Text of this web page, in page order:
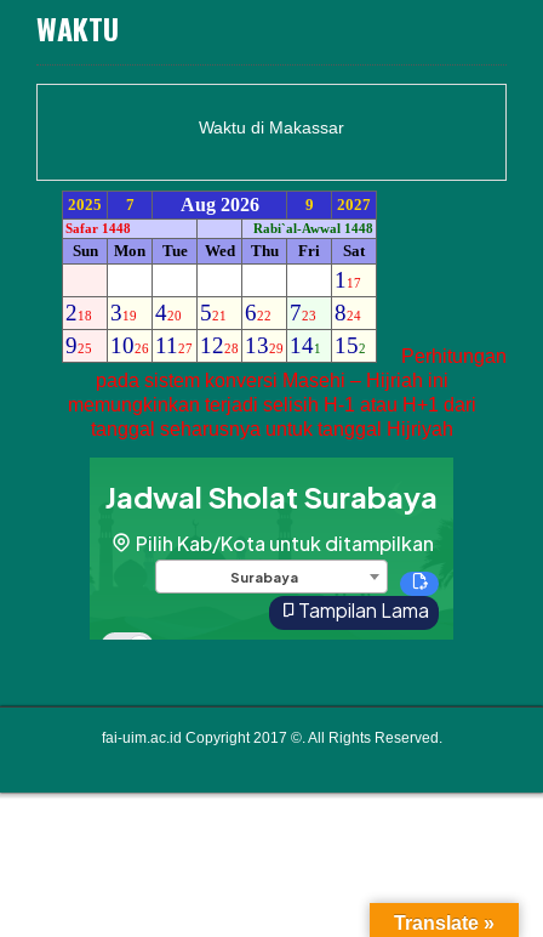
WAKTU
Waktu di Makassar
Perhitungan
pada sistem konversi Masehi – Hijriah ini
memungkinkan terjadi selisih H-1 atau H+1 dari
tanggal seharusnya untuk tanggal Hijriyah
fai-uim.ac.id Copyright 2017 ©. All Rights Reserved.
Translate »